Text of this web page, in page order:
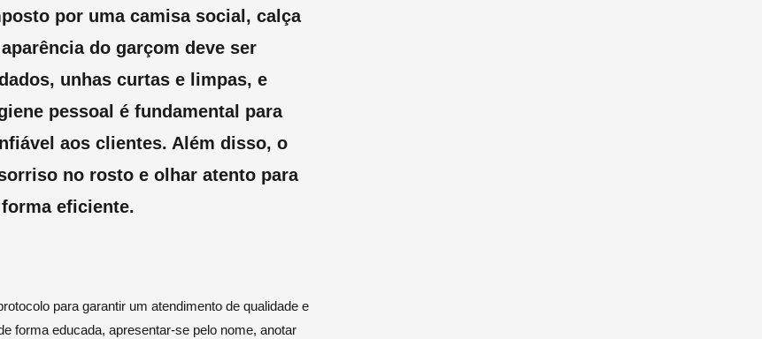
por uma camisa social, calça
do garçom deve ser
unhas curtas e limpas, e
pessoal é fundamental para
aos clientes. Além disso, o
no rosto e olhar atento para
eficiente.
para garantir um atendimento de qualidade e
forma educada, apresentar-se pelo nome, anotar